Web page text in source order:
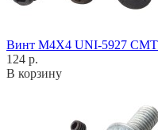
Винт M4X4 UNI-5927 CMT
124 р.
В корзину